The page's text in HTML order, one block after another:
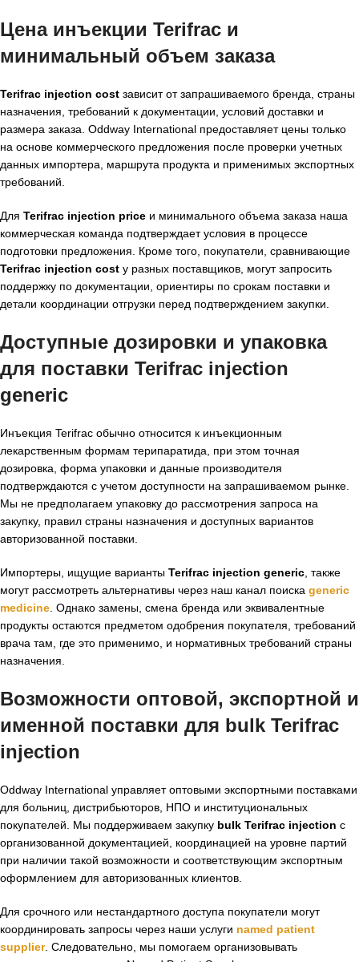
Цена инъекции Terifrac и
минимальный объем заказа
Terifrac injection cost зависит от запрашиваемого бренда, страны
назначения, требований к документации, условий доставки и
размера заказа. Oddway International предоставляет цены только
на основе коммерческого предложения после проверки учетных
данных импортера, маршрута продукта и применимых экспортных
требований.
Для Terifrac injection price и минимального объема заказа наша
коммерческая команда подтверждает условия в процессе
подготовки предложения. Кроме того, покупатели, сравнивающие
Terifrac injection cost у разных поставщиков, могут запросить
поддержку по документации, ориентиры по срокам поставки и
детали координации отгрузки перед подтверждением закупки.
Доступные дозировки и упаковка
для поставки Terifrac injection
generic
Инъекция Terifrac обычно относится к инъекционным
лекарственным формам терипаратида, при этом точная
дозировка, форма упаковки и данные производителя
подтверждаются с учетом доступности на запрашиваемом рынке.
Мы не предполагаем упаковку до рассмотрения запроса на
закупку, правил страны назначения и доступных вариантов
авторизованной поставки.
Импортеры, ищущие варианты Terifrac injection generic , также
могут рассмотреть альтернативы через наш канал поиска generic
medicine . Однако замены, смена бренда или эквивалентные
продукты остаются предметом одобрения покупателя, требований
врача там, где это применимо, и нормативных требований страны
назначения.
Возможности оптовой, экспортной и
именной поставки для bulk Terifrac
injection
Oddway International управляет оптовыми экспортными поставками
для больниц, дистрибьюторов, НПО и институциональных
покупателей. Мы поддерживаем закупку bulk Terifrac injection с
организованной документацией, координацией на уровне партий
при наличии такой возможности и соответствующим экспортным
оформлением для авторизованных клиентов.
Для срочного или нестандартного доступа покупатели могут
координировать запросы через наши услуги named patient
supplier. Следовательно, мы помогаем организовывать